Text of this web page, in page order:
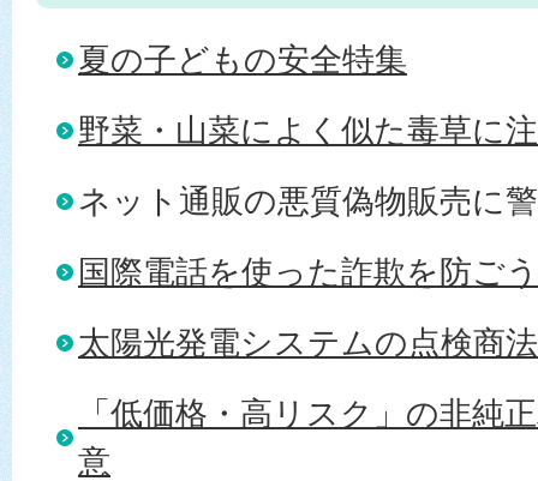
夏の子どもの安全特集
野菜・山菜によく似た毒草に
ネット通販の悪質偽物販売に
国際電話を使った詐欺を防ご
太陽光発電システムの点検商
「低価格・高リスク」の非純
意